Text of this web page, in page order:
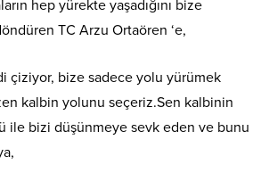
hep yürekte yaşadığını bize
TC Arzu Ortaören ‘e,
çiziyor, bize sadece yolu yürümek
kalbin yolunu seçeriz.Sen kalbinin
ile bizi düşünmeye sevk eden ve bunu